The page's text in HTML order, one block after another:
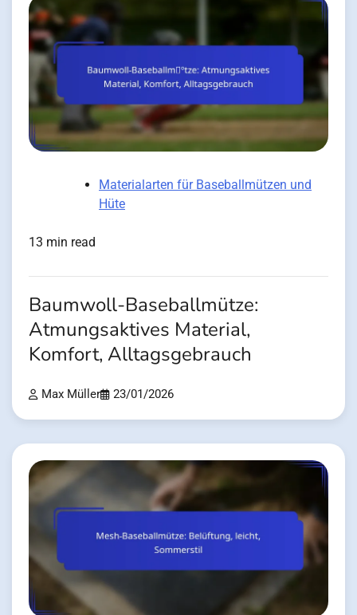
Materialarten für Baseballmützen und
Hüte
13 min read
Baumwoll-Baseballmütze:
Atmungsaktives Material,
Komfort, Alltagsgebrauch
Max Müller 23/01/2026